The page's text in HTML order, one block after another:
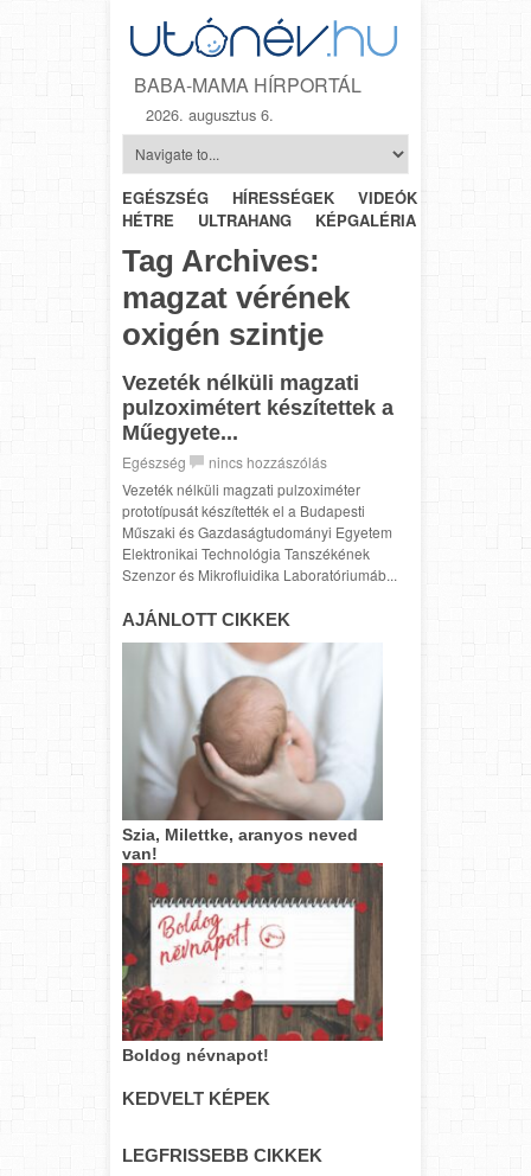
BABA-MAMA HÍRPORTÁL
2026. augusztus 6.
EGÉSZSÉG HÍRESSÉGEK VIDEÓK
HÉTRŐL-
HÉTRE
ULTRAHANG KÉPGALÉRIA
Tag Archives:
magzat vérének
oxigén szintje
Vezeték nélküli magzati
pulzoximétert készítettek a
Műegyete...
Egészség
nincs hozzászólás
Vezeték nélküli magzati pulzoximéter
prototípusát készítették el a Budapesti
Műszaki és Gazdaságtudományi Egyetem
Elektronikai Technológia Tanszékének
Szenzor és Mikrofluidika Laboratóriumáb...
AJÁNLOTT CIKKEK
Szia, Milettke, aranyos neved
van!
Boldog névnapot!
KEDVELT KÉPEK
LEGFRISSEBB CIKKEK